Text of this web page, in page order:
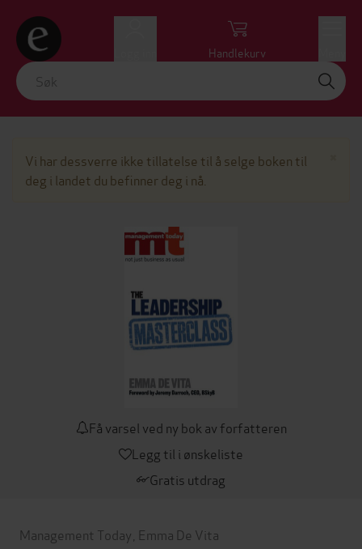
Handlekurv
Vi har dessverre ikke tillatelse til å selge boken til
deg i landet du befinner deg i nå.
Få varsel ved ny bok av forfatteren
Legg til i ønskeliste
Gratis utdrag
Management Today Emma De Vita